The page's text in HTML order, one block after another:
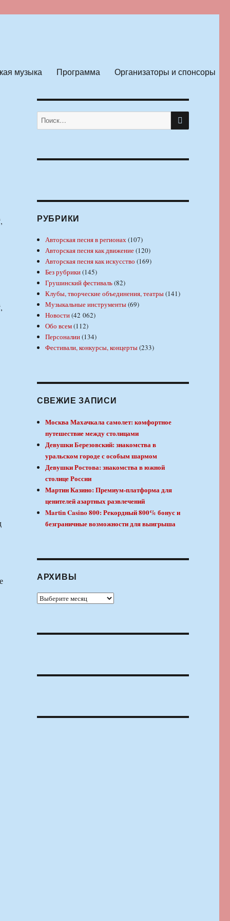
музыка Программа Организаторы и спонсоры
Искать: ПОИСК
РУБРИКИ
Авторская песня в регионах(107)
Авторская песня как движение(120)
Авторская песня как искусство (169)
Без рубрики(145)
Грушинский фестиваль(82)
Клубы, творческие объединения, театры(141)
Музыкальные инструменты(69)
Новости(42 062)
Обо всем(112)
Персоналии(134)
Фестивали, конкурсы, концерты(233)
СВЕЖИЕ ЗАПИСИ
Москва Махачкала самолет: комфортное
путешествие между столицами
Девушки Березовский: знакомства в
уральском городе с особым шармом
Девушки Ростова: знакомства в южной
столице России
Мартин Казино: Премиум-платформа для
ценителей азартных развлечений
Martin Casino 800: Рекордный 800% бонус и
безграничные возможности для выигрыша
АРХИВЫ
Архивы